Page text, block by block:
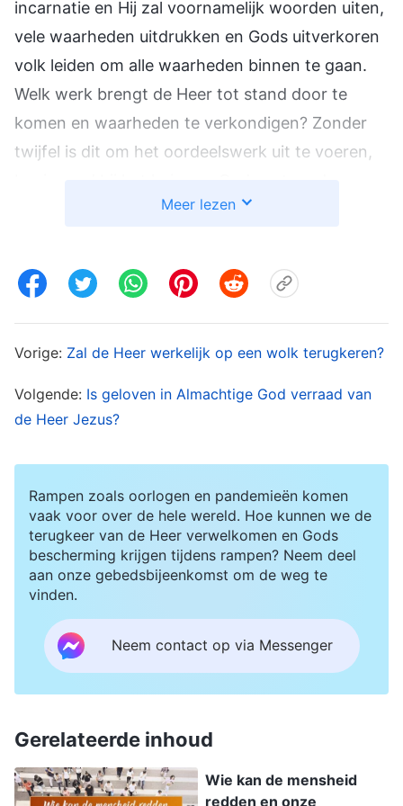
incarnatie en Hij zal voornamelijk woorden uiten,
vele waarheden uitdrukken en Gods uitverkoren
volk leiden om alle waarheden binnen te gaan.
Welk werk brengt de Heer tot stand door te
komen en waarheden te verkondigen? Zonder
twijfel is dit om het oordeelswerk uit te voeren,
bewijst dat God het oordeelswerk in de laatste
Hoe kunnen we de Heer dan verwelkomen?
Omdat Hij als de Mensenzoon komt en de
Mensenzoon een heel gewoon uiterlijk heeft
zonder iets openlijk bovennatuurlijks, ziet
verschijning is. Het belangrijkste is om naar de
zien of dit Gods stem is. We kunnen de Heer
verwelkomen door Gods stem te herkennen en
de deur voor Hem te openen. Als Hij waarheden
spreekt en de mensen horen Zijn stem maar
herkennen die niet, dan zullen ze Hem op geen
Openbaring wordt dit herhaaldelijk voorspeld:
Wie oren heeft, moet horen wat de Geest
tegen de gemeenten zegt”(Openbaring 2, 3). Dit
wordt in totaal zeven keer genoemd. Om de
van God dus absoluut cruciaal; dit is de enige
Meer lezen
Vorige: Zal de Heer werkelijk op een wolk terugkeren?
Volgende: Is geloven in Almachtige God verraad van
de Heer Jezus?
Rampen zoals oorlogen en pandemieën komen
vaak voor over de hele wereld. Hoe kunnen we de
terugkeer van de Heer verwelkomen en Gods
bescherming krijgen tijdens rampen? Neem deel
aan onze gebedsbijeenkomst om de weg te
vinden.
Neem contact op via Messenger
Gerelateerde inhoud
Wie kan de mensheid
redden en onze